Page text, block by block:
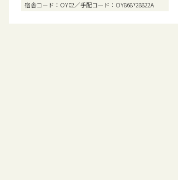
宿舎コード
OY02 手配コード OY868728822A